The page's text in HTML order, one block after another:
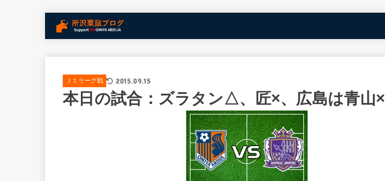
Ｊ１リーグ戦 2015.09.15
本日の試合：ズラタン△、匠×、広島は青山×